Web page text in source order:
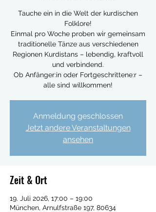
Tauche ein in die Welt der kurdischen
Folklore!
Einmal pro Woche proben wir gemeinsam
traditionelle Tänze aus verschiedenen
Regionen Kurdistans – lebendig, kraftvoll
und verbindend.
Ob Anfänger:in oder Fortgeschrittene:r –
alle sind willkommen!
Anmeldung geschlossen
Jetzt andere Veranstaltungen
ansehen
Zeit & Ort
19. Juli 2026, 17:00 – 19:00
München, Arnulfstraße 197, 80634